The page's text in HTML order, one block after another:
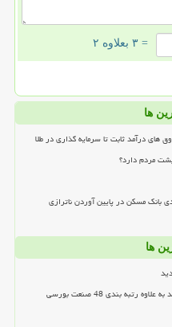
= ۳ بعلاوه ۲
ها
های درآمد ثابت تا سرمایه گذاری در طلا
مسکن در پایین آوردن ناترازی
ها
بندی 48 صنعت بورسی